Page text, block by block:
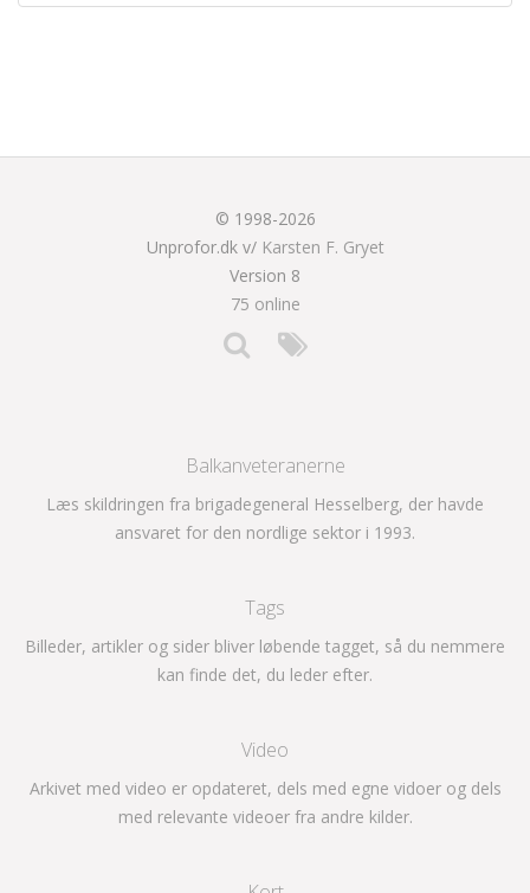
© 1998-2026
Unprofor.dk v/ Karsten F. Gryet
Version 8
75 online
Balkanveteranerne
Læs skildringen fra brigadegeneral Hesselberg, der havde
ansvaret for den nordlige sektor i 1993.
Tags
Billeder, artikler og sider bliver løbende tagget, så du nemmere
kan finde det, du leder efter.
Video
Arkivet med video er opdateret, dels med egne vidoer og dels
med relevante videoer fra andre kilder.